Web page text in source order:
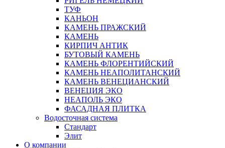
ТУФ
КАНЬОН
КАМЕНЬ ПРАЖСКИЙ
КАМЕНЬ
КИРПИЧ АНТИК
БУТОВЫЙ КАМЕНЬ
КАМЕНЬ ФЛОРЕНТИЙСКИЙ
КАМЕНЬ НЕАПОЛИТАНСКИЙ
КАМЕНЬ ВЕНЕЦИАНСКИЙ
ВЕНЕЦИЯ ЭКО
НЕАПОЛЬ ЭКО
ФАСАДНАЯ ПЛИТКА
Водосточная система
Стандарт
Элит
О компании